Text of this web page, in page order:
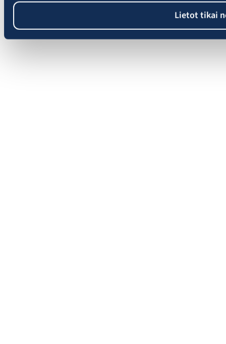
Lietot tikai